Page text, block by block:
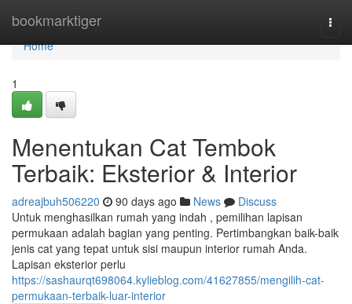
bookmarktiger
Home
Home
1
Menentukan Cat Tembok
Terbaik: Eksterior & Interior
adreajbuh506220 90 days ago News
Discuss
Untuk menghasilkan rumah yang indah , pemilihan lapisan
permukaan adalah bagian yang penting. Pertimbangkan baik-baik
jenis cat yang tepat untuk sisi maupun interior rumah Anda.
Lapisan eksterior perlu
https://sashaurqt698064.kylieblog.com/41627855/mengilih-cat-
permukaan-terbaik-luar-interior